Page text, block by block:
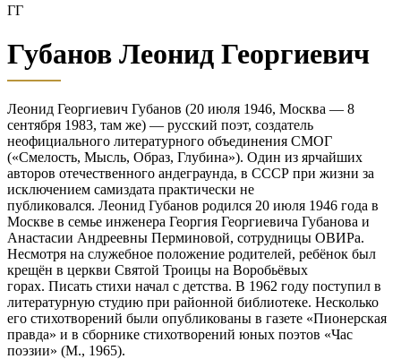
ГГ
Губанов Леонид Георгиевич
Леонид Георгиевич Губанов (20 июля 1946, Москва — 8
сентября 1983, там же) — русский поэт, создатель
неофициального литературного объединения СМОГ
(«Смелость, Мысль, Образ, Глубина»). Один из ярчайших
авторов отечественного андеграунда, в СССР при жизни за
исключением самиздата практически не
публиковался. Леонид Губанов родился 20 июля 1946 года в
Москве в семье инженера Георгия Георгиевича Губанова и
Анастасии Андреевны Перминовой, сотрудницы ОВИРа.
Несмотря на служебное положение родителей, ребёнок был
крещён в церкви Святой Троицы на Воробьёвых
горах. Писать стихи начал с детства. В 1962 году поступил в
литературную студию при районной библиотеке. Несколько
его стихотворений были опубликованы в газете «Пионерская
правда» и в сборнике стихотворений юных поэтов «Час
поэзии» (М., 1965).